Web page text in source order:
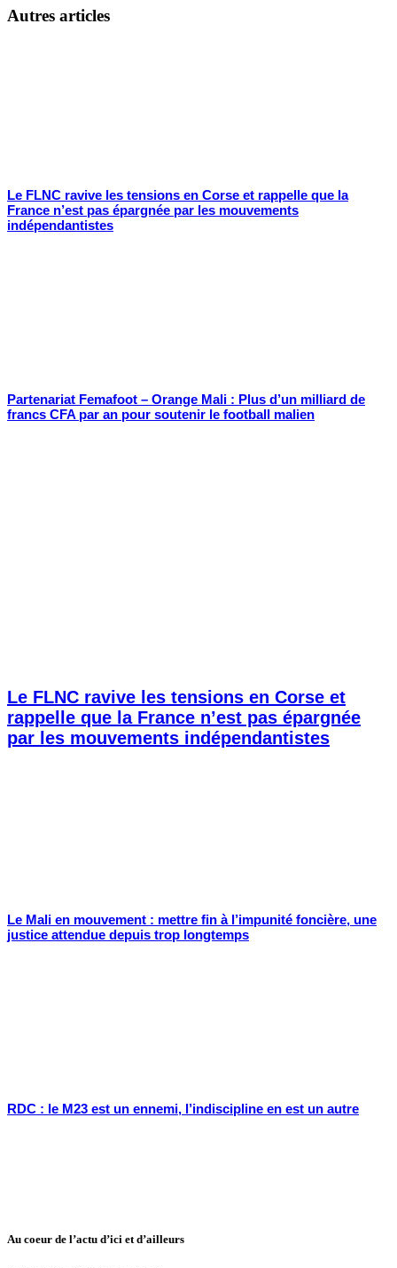
Autres articles
Le FLNC ravive les tensions en Corse et rappelle que la
France n’est pas épargnée par les mouvements
indépendantistes
Partenariat Femafoot – Orange Mali : Plus d’un milliard de
francs CFA par an pour soutenir le football malien
Le FLNC ravive les tensions en Corse et
rappelle que la France n’est pas épargnée
par les mouvements indépendantistes
Le Mali en mouvement : mettre fin à l’impunité foncière, une
justice attendue depuis trop longtemps
RDC : le M23 est un ennemi, l’indiscipline en est un autre
Au coeur de l’actu d’ici et d’ailleurs